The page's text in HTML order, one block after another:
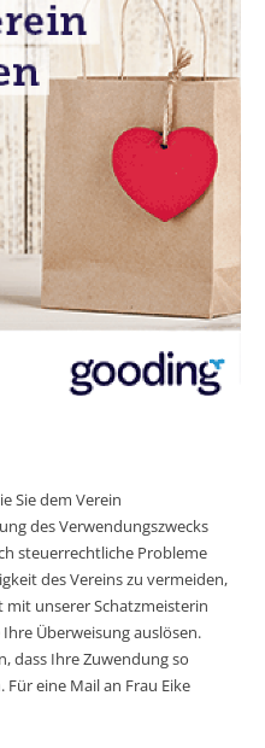
Sie dem Verein
des Verwendungszwecks
steuerrechtliche Probleme
des Vereins zu vermeiden,
mit unserer Schatzmeisterin
Überweisung auslösen.
dass Ihre Zuwendung so
eine Mail an Frau Eike